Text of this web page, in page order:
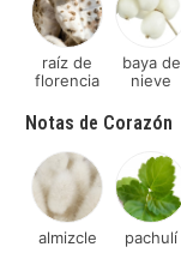
raíz de
florencia
baya de
nieve
Notas de Corazón
almizcle pachulí